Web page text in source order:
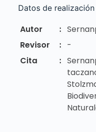
Datos de
Autor :
Revisor
: -
Cita
: